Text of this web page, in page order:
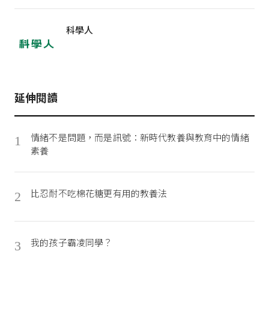
科學人
延伸閱讀
1
情緒不是問題，而是訊號：新時代教養與教育中的情緒
素養
2 比忍耐不吃棉花糖更有用的教養法
3 我的孩子霸凌同學？